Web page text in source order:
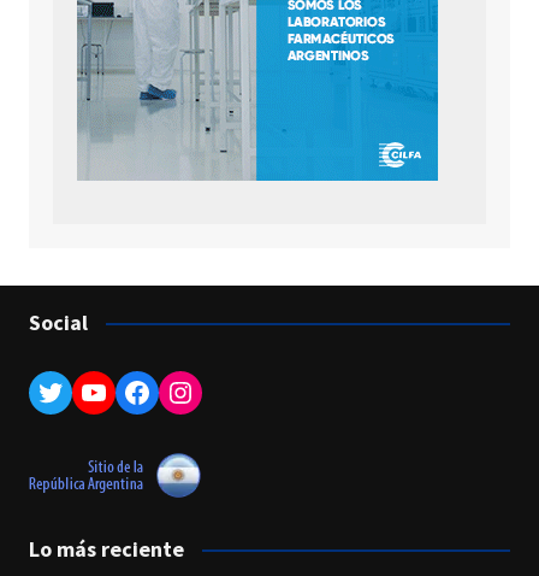
Social
Twitter
YouTube
Facebook
Instagram
Lo más reciente